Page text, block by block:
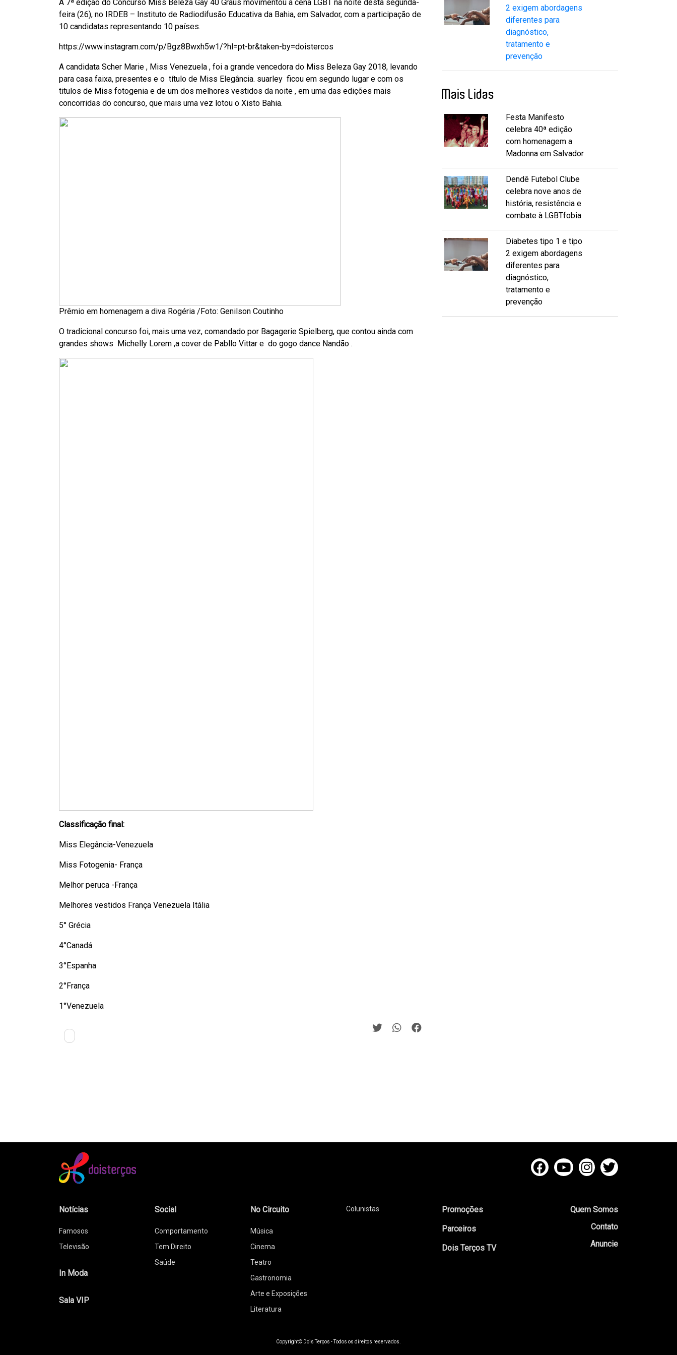
A 7ª edição do Concurso Miss Beleza Gay 40 Graus movimentou a cena LGBT na noite desta segunda-
feira (26), no IRDEB – Instituto de Radiodifusão Educativa da Bahia, em Salvador, com a participação de
10 candidatas representando 10 países.
https://www.instagram.com/p/Bgz8Bwxh5w1/?hl=pt-br&taken-by=doistercos
A candidata Scher Marie , Miss Venezuela , foi a grande vencedora do Miss Beleza Gay 2018, levando
para casa faixa, presentes e o título de Miss Elegância. suarley ficou em segundo lugar e com os
titulos de Miss fotogenia e de um dos melhores vestidos da noite , em uma das edições mais
concorridas do concurso, que mais uma vez lotou o Xisto Bahia.
Prêmio em homenagem a diva Rogéria /Foto: Genilson Coutinho
O tradicional concurso foi, mais uma vez, comandado por Bagagerie Spielberg, que contou ainda com
grandes shows Michelly Lorem ,a cover de Pabllo Vittar e do gogo dance Nandão .
Classificação final:
Miss Elegância-Venezuela
Miss Fotogenia- França
Melhor peruca -França
Melhores vestidos França Venezuela Itália
5° Grécia
4°Canadá
3°Espanha
2°França
1°Venezuela
2 exigem abordagens
diferentes para
diagnóstico,
tratamento e
prevenção
Mais Lidas
Festa Manifesto
celebra 40ª edição
com homenagem a
Madonna em Salvador
Dendê Futebol Clube
celebra nove anos de
história, resistência e
combate à LGBTfobia
Diabetes tipo 1 e tipo
2 exigem abordagens
diferentes para
diagnóstico,
tratamento e
prevenção
Notícias
Famosos
Televisão
In Moda
Sala VIP
Social
Comportamento
Tem Direito
Saúde
No Circuito
Música
Cinema
Teatro
Gastronomia
Arte e Exposições
Literatura
Colunistas
Promoções
Parceiros
Dois Terços TV
Quem Somos
Contato
Anuncie
Copyright© Dois Terços - Todos os direitos reservados.